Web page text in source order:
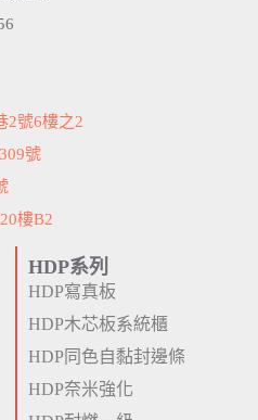
2號6樓之2
號
樓B2
HDP系列
HDP寫真板
HDP木芯板系統櫃
HDP同色自黏封邊條
HDP奈米強化